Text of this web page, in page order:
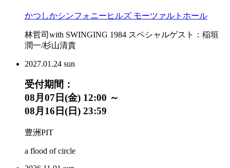
かつしかシンフォニーヒルズ モーツァルトホール
林哲司with SWINGING 1984 スペシャルゲスト：稲垣
潤一/杉山清貴
2027.01.24 sun
受付期間：
08月07日(金) 12:00 ～
08月16日(日) 23:59
豊洲PIT
a flood of circle